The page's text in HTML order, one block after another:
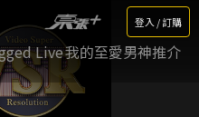
登入 / 訂購
Live我的至愛男神推介